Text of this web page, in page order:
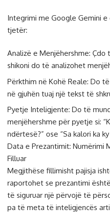
Integrimi me Google Gemini
tjetër:
Analizë e Menjëhershme:
shikoni do të analizohet
Përkthim në Kohë Reale: Do
në gjuhën tuaj një tekst të
Pyetje Inteligjente: Do të
menjëhershme për pyetje si:
ndërtesë?” ose “Sa kalori ka ky
Data e Prezantimit: Numërimi
Filluar
Megjithëse fillimisht pajisja
raportohet se prezantimi
të siguruar një përvojë të
pa të meta të inteligjencës